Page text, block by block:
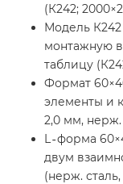
(К242;
Модель
монтажную
таблицу
Формат
элементы и
2,0 мм, нерж.
L‑форма
двум
(нерж.